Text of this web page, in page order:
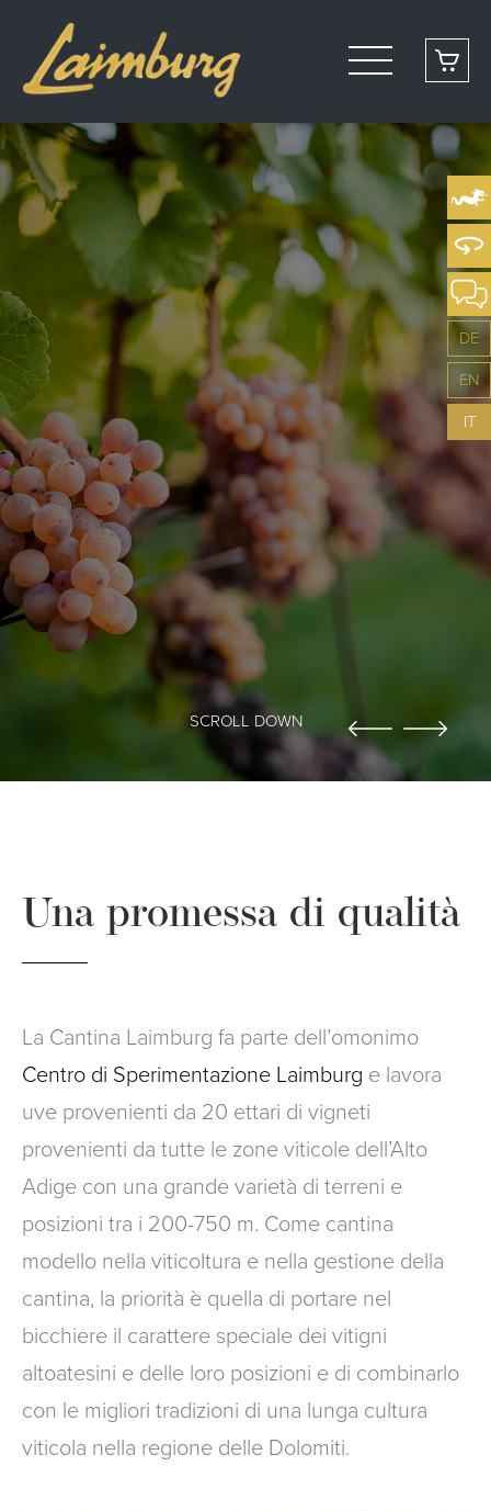
DE
EN
IT
SCROLL DOWN
Una promessa di qualità
La Cantina Laimburg fa parte dell’omonimo
Centro di Sperimentazione Laimburg e lavora
uve provenienti da 20 ettari di vigneti
provenienti da tutte le zone viticole dell’Alto
Adige con una grande varietà di terreni e
posizioni tra i 200-750 m. Come cantina
modello nella viticoltura e nella gestione della
cantina, la priorità è quella di portare nel
bicchiere il carattere speciale dei vitigni
altoatesini e delle loro posizioni e di combinarlo
con le migliori tradizioni di una lunga cultura
viticola nella regione delle Dolomiti.